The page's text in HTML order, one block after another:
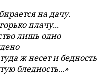
на дачу.
плачу...
лишь одно
ж несет и бедность
бледность...»